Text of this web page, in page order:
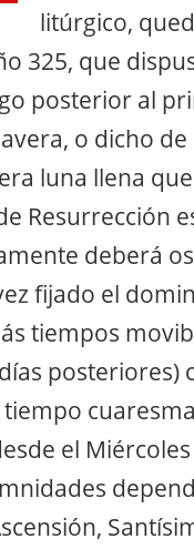
litúrgico,
325, que
posterior al
o dicho
luna llena
Resurrección
deberá
fijado el
tiempos
posteriores)
tiempo
el Miércoles